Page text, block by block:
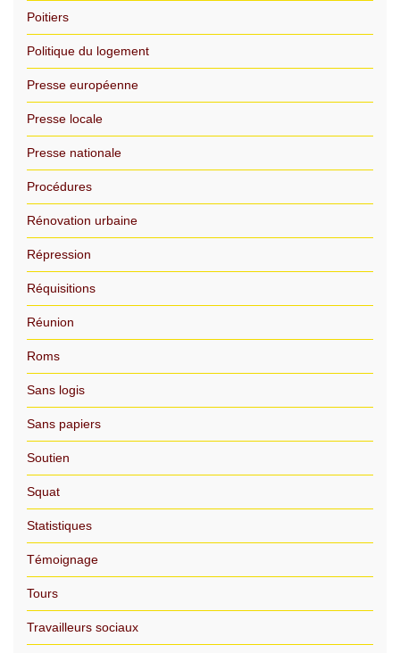
Poitiers
Politique du logement
Presse européenne
Presse locale
Presse nationale
Procédures
Rénovation urbaine
Répression
Réquisitions
Réunion
Roms
Sans logis
Sans papiers
Soutien
Squat
Statistiques
Témoignage
Tours
Travailleurs sociaux